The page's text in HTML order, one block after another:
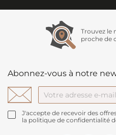
Trouvez le
proche de
Abonnez-vous à notre
J'accepte de recevoir des
la politique de confidentialité